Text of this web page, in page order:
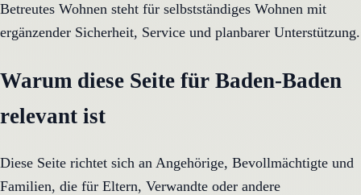
Betreutes Wohnen steht für selbstständiges Wohnen mit
ergänzender Sicherheit, Service und planbarer Unterstützung.
Warum diese Seite für Baden-Baden
relevant ist
Diese Seite richtet sich an Angehörige, Bevollmächtigte und
Familien, die für Eltern, Verwandte oder andere